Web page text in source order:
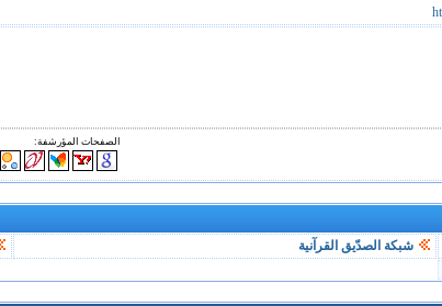
الصفحات المؤرشفة:
شبكة الصدّيق القرآنية